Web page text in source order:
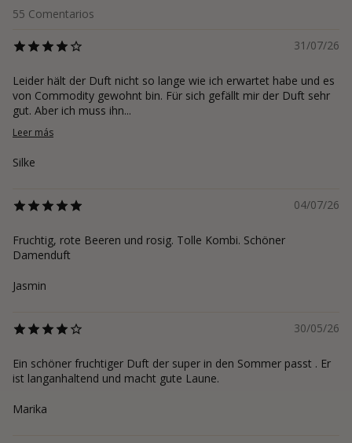
55 Comentarios
31/07/26
Leider hält der Duft nicht so lange wie ich erwartet habe und es
von Commodity gewohnt bin. Für sich gefällt mir der Duft sehr
gut. Aber ich muss ihn...
Leer más
Silke
04/07/26
Fruchtig, rote Beeren und rosig. Tolle Kombi. Schöner
Damenduft
Jasmin
30/05/26
Ein schöner fruchtiger Duft der super in den Sommer passt . Er
ist langanhaltend und macht gute Laune.
Marika